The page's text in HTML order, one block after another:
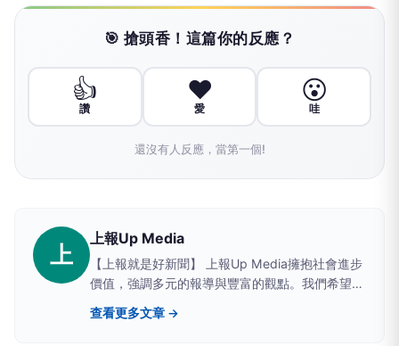
🎯 搶頭香！這篇你的反應？
👍
讚
❤️
愛
😮
哇
還沒有人反應，當第一個!
上
上報Up Media
【上報就是好新聞】 上報Up Media擁抱社會進步
價值，強調多元的報導與豐富的觀點。我們希望提
供讀者具有深度、廣度的原生新聞。
查看更多文章 →